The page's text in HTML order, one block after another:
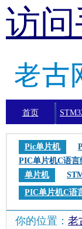
访
首页
Pic单片机
PIC单片机C语言
单片机
PIC单片机C语
你的位置： 老